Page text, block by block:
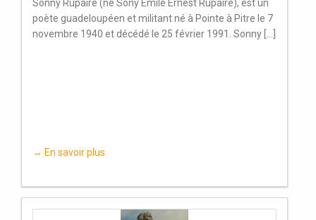
Sonny Rupaire (né Sony Émile Ernest Rupaire), est un
poète guadeloupéen et militant né à Pointe à Pitre le 7
novembre 1940 et décédé le 25 février 1991. Sonny [...]
→ En savoir plus